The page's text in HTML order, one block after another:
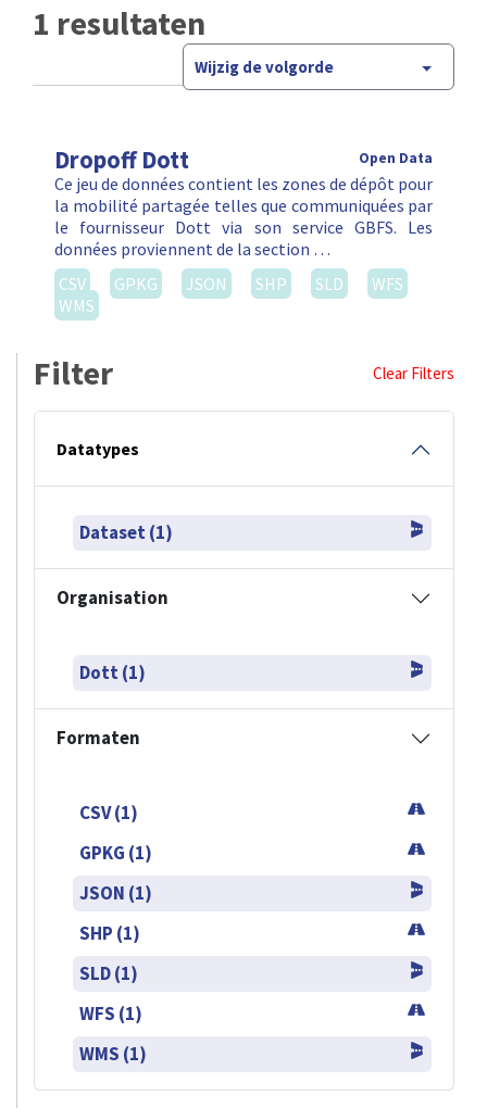
1 resultaten
Wijzig de volgorde
Dropoff Dott Open Data
Ce jeu de données contient les zones de dépôt pour
la mobilité partagée telles que communiquées par
le fournisseur Dott via son service GBFS. Les
données proviennent de la section …
CSV
GPKG JSON SHP SLD
WFS
WMS
Filter Clear Filters
Datatypes
Dataset (1)
Organisation
Dott (1)
Formaten
CSV (1)
GPKG (1)
JSON (1)
SHP (1)
SLD (1)
WFS (1)
WMS (1)